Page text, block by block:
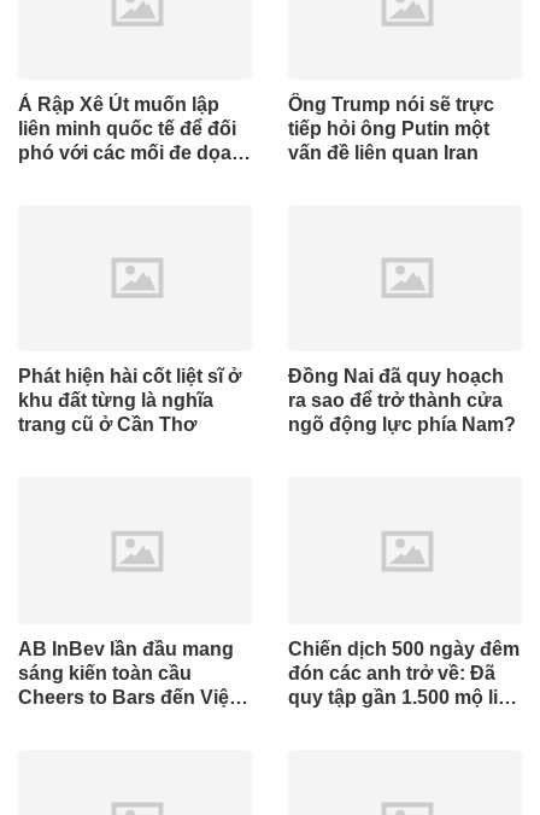
Ả Rập Xê Út muốn lập
liên minh quốc tế để đối
phó với các mối đe dọa
Ông Trump nói sẽ trực
tiếp hỏi ông Putin một
vấn đề liên quan Iran
Phát hiện hài cốt liệt sĩ ở
khu đất từng là nghĩa
trang cũ ở Cần Thơ
Đồng Nai đã quy hoạch
ra sao để trở thành cửa
ngõ động lực phía Nam?
AB InBev lần đầu mang
sáng kiến toàn cầu
Cheers to Bars đến Việt
Chiến dịch 500 ngày đêm
đón các anh trở về: Đã
quy tập gần 1.500 mộ liệt